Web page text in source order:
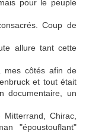
pour le peuple
Coup de
allure tant cette
mes côtés afin de
et tout était
documentaire, un
Chirac,
"époustouflant"